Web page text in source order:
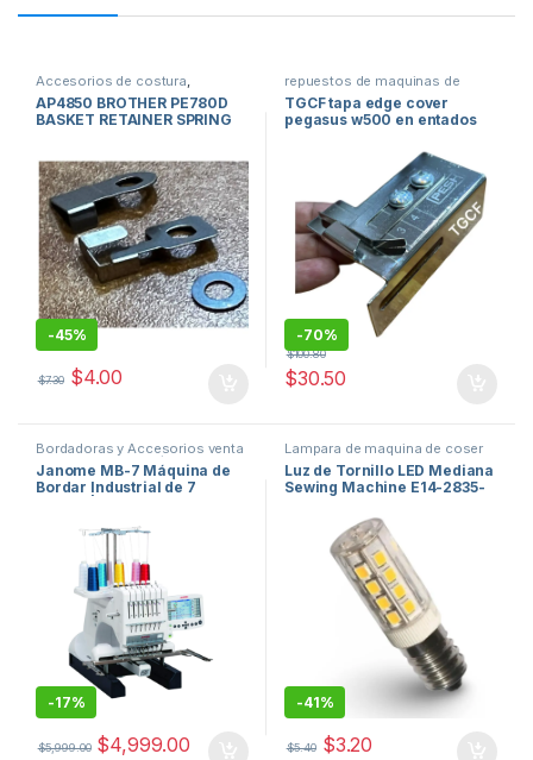
Accesorios de costura,
Bordadoras y Accesorios venta
en usa,Brother Venta de
maquinas de coser,repuestos
AP4850 BROTHER PE780D
BASKET RETAINER SPRING
-45%
$7.30 $4.00
repuestos de maquinas de
coser, Tapa de maquina de
coser
TGCF tapa edge cover
pegasus w500 en entados
-70%
$100.80
$30.50
Bordadoras y Accesorios venta
Janome Máquinas de
Coser,Maquinas de coser ,
Máquinas de coser automáticas
electrónicas
estados unidos
Janome MB-7 Máquina de
Bordar Industrial de 7
Orduz USA
-17%
$5,999.00 $4,999.00
Lampara de maquina de coser
repuestos de maquinas de
coser
Luz de Tornillo LED Mediana
Sewing Machine E14-2835-
Industrial USA
-41%
$5.40 $3.20